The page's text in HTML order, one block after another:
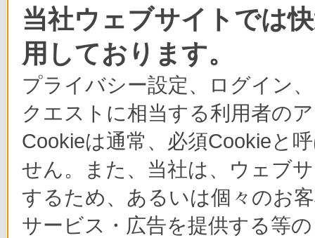
当社ウェブサイトでは
用しております。
プライバシー設定、ログイン
クエストに相当する利用者の
Cookieは通常、必須Cookieと
せん。また、当社は、ウェブ
するため、あるいは個々のお
サービス・広告を提供する等